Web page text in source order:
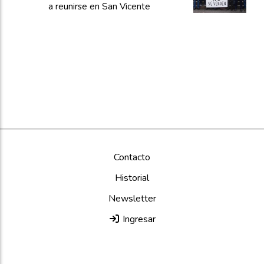
a reunirse en San Vicente
Contacto
Historial
Newsletter
Ingresar